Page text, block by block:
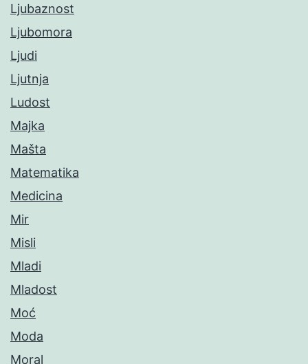
Ljubaznost
Ljubomora
Ljudi
Ljutnja
Ludost
Majka
Mašta
Matematika
Medicina
Mir
Misli
Mladi
Mladost
Moć
Moda
Moral